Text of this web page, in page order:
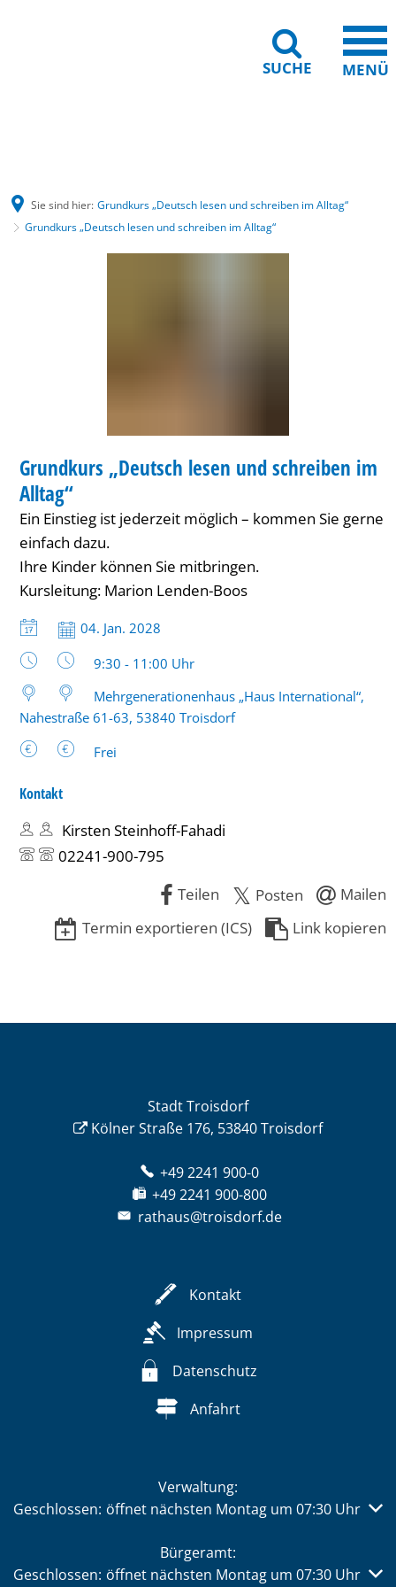
SUCHE MENÜ
Sie sind hier: Grundkurs „Deutsch lesen und schreiben im Alltag“
Grundkurs „Deutsch lesen und schreiben im Alltag“
Alltag“
Grundkurs „Deutsch lesen und schreiben im
Alltag“
Ein Einstieg ist jederzeit möglich – kommen Sie gerne
einfach dazu.
Ihre Kinder können Sie mitbringen.
Kursleitung: Marion Lenden-Boos
Datum:
04. Jan. 2028
Uhrzeit:
9:30 - 11:00 Uhr
Mehrgenerationenhaus „Haus International“,
Nahestraße 61-63, 53840 Troisdorf
Frei
Kontakt
Kirsten Steinhoff-Fahadi
02241-900-795
Teilen
Posten
Mailen
Termin exportieren (ICS)
Link kopieren
Stadt Troisdorf
Kölner Straße 176, 53840 Troisdorf
+49 2241 900-0
+49 2241 900-800
rathaus@troisdorf.de
Kontakt
Impressum
Datenschutz
Anfahrt
Verwaltung:
Klicken, um weitere Öffnungs- oder Schließzeiten
Geschlossen: öffnet nächsten Montag um 07:30 Uhr
Bürgeramt:
Klicken, um weitere Öffnungs- oder Schließzeiten
Geschlossen: öffnet nächsten Montag um 07:30 Uhr